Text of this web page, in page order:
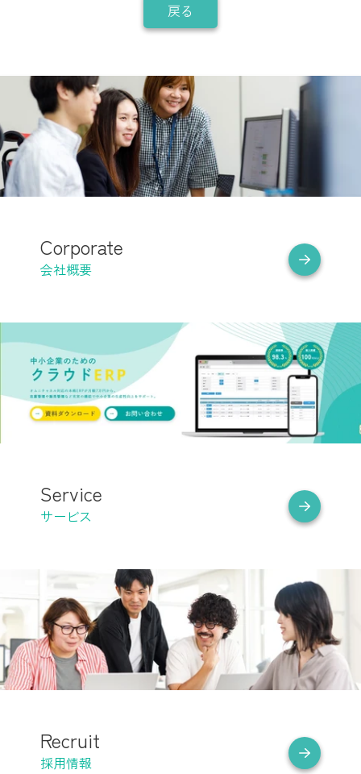
戻る
Corporate
会社概要
Service
サービス
Recruit
採用情報